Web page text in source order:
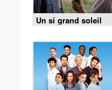
Un si grand soleil